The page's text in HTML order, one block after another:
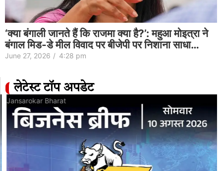
‘क्या बंगाली जानते हैं कि राजमा क्या है?’: महुआ मोइत्रा ने
बंगाल मिड-डे मील विवाद पर बीजेपी पर निशाना साधा…
June 27, 2026 / 4:28 pm
लेटेस्ट टॉप अपडेट
Jansarokar Bharat